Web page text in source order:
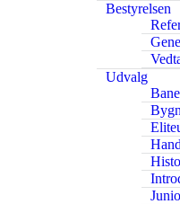
Bestyrelsen
Udvalg